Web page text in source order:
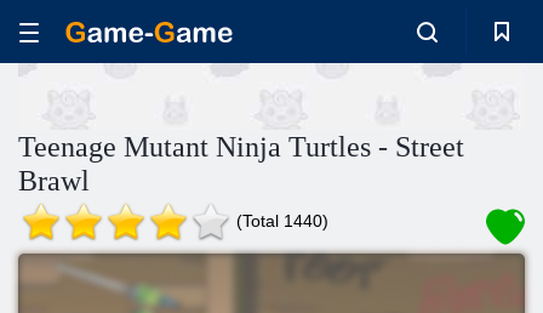
Teenage Mutant Ninja Turtles - Street
Brawl
(Total 1440)